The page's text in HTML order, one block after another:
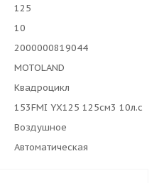
125
10
2000000819044
MOTOLAND
Квадроцикл
153FMI YX125 125см3 10л.с
Воздушное
Автоматическая